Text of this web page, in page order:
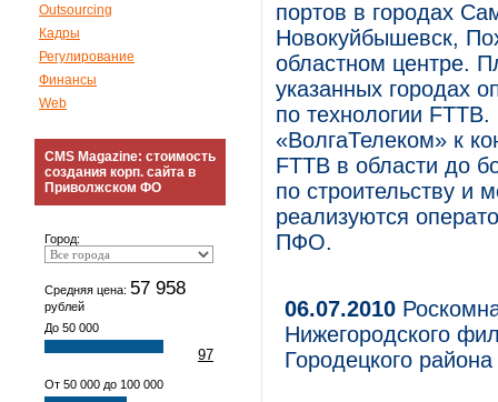
Outsourcing
Кадры
Регулирование
Финансы
Web
CMS Magazine: стоимость
создания корп. сайта в
Приволжском ФО
Город:
Средняя цена: 57 958
рублей
До 50 000
97
От 50 000 до 100 000
портов в городах
Новокуйбышевск,
областном центре.
указанных городах
по технологии
«ВолгаТелеком» к
FTTB в области до
по строительству и
реализуются
ПФО.
06.07.2010
Нижегородского
Городецкого района